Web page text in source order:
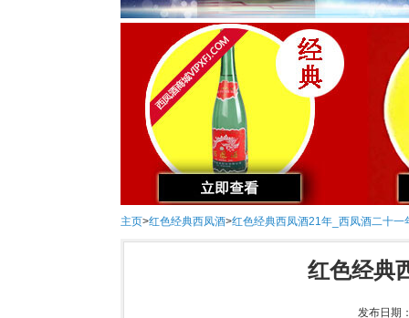
主页>红色经典西凤酒>红色经典西凤酒21年_西凤酒二十一
红色经典
发布日期